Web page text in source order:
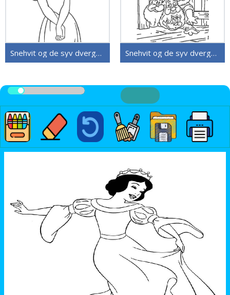
Snehvit og de syv dvergene (17) Snehvit og de syv dvergene (16)